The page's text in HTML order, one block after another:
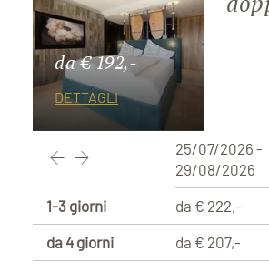
da € 192,-
DETTAGLI
25/07/2026 -
29/08/2026
1-3 giorni
da 4 giorni
da € 222,-
da € 207,-